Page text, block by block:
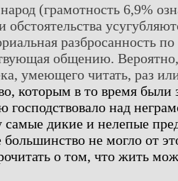
(грамотность 6,9%
разбросанность
общению.
умеющего читать, раз
которым в то время были
господствовало над
дикие и нелепые
не могло от
о том, что жить